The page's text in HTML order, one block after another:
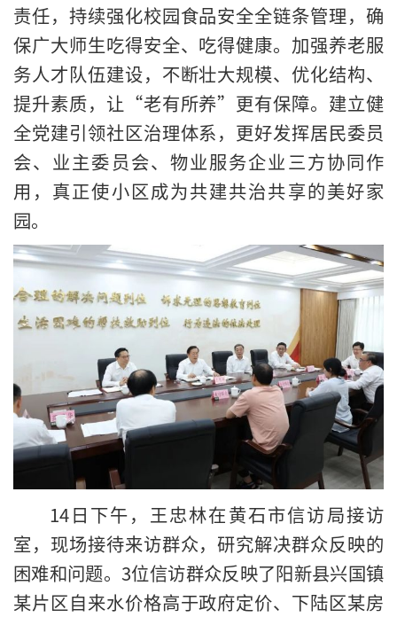
责任，持续强化校园食品安全全链条管理，确
保广大师生吃得安全、吃得健康。加强养老服
务人才队伍建设，不断壮大规模、优化结构、
提升素质，让“老有所养”更有保障。建立健
全党建引领社区治理体系，更好发挥居民委员
会、业主委员会、物业服务企业三方协同作
用，真正使小区成为共建共治共享的美好家
园。
14日下午，王忠林在黄石市信访局接访
室，现场接待来访群众，研究解决群众反映的
困难和问题。3位信访群众反映了阳新县兴国镇
某片区自来水价格高于政府定价、下陆区某房